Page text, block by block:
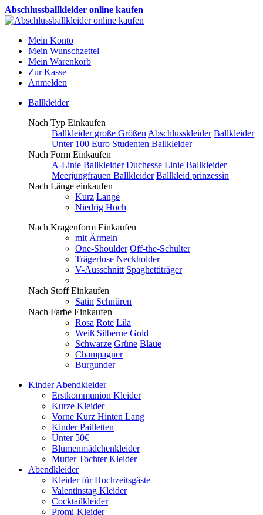
Abschlussballkleider online kaufen
Mein Konto
Mein Wunschzettel
Mein Warenkorb
Zur Kasse
Anmelden
Ballkleider
Nach Typ Einkaufen
Ballkleider große Größen Abschlusskleider Ballkleider
Unter 100 Euro Studenten Ballkleider
Nach Form Einkaufen
A-Linie Ballkleider Duchesse Linie Ballkleider
Meerjungfrauen Ballkleider Ballkleid prinzessin
Nach Länge einkaufen
Kurz Lange
Niedrig Hoch
Nach Kragenform Einkaufen
mit Ärmeln
One-Shoulder Off-the-Schulter
Trägerlose Neckholder
V-Ausschnitt Spaghettiträger
Nach Stoff Einkaufen
Satin Schnüren
Nach Farbe Einkaufen
Rosa Rote Lila
Weiß Silberne Gold
Schwarze Grüne Blaue
Champagner
Burgunder
Kinder Abendkleider
Erstkommunion Kleider
Kurze Kleider
Vorne Kurz Hinten Lang
Kinder Pailletten
Unter 50€
Blumenmädchenkleider
Mutter Tochter Kleider
Abendkleider
Kleider für Hochzeitsgäste
Valentinstag Kleider
Cocktailkleider
Promi-Kleider